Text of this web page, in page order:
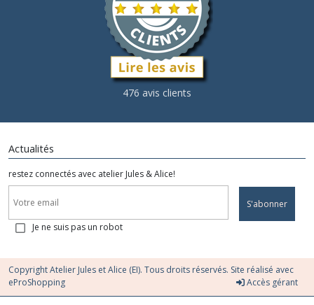
476 avis clients
Actualités
restez connectés avec atelier Jules & Alice!
S'abonner
Je ne suis pas un robot
Copyright Atelier Jules et Alice (EI). Tous droits réservés. Site réalisé avec
eProShopping
Accès gérant